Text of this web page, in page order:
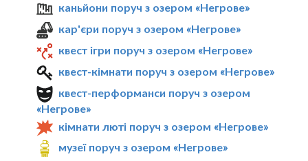
каньйони поруч з озером «Негрове»
кар'єри поруч з озером «Негрове»
квест ігри поруч з озером «Негрове»
квест-кімнати поруч з озером «Негрове»
квест-перформанси поруч з озером
«Негрове»
кімнати люті поруч з озером «Негрове»
музеї поруч з озером «Негрове»